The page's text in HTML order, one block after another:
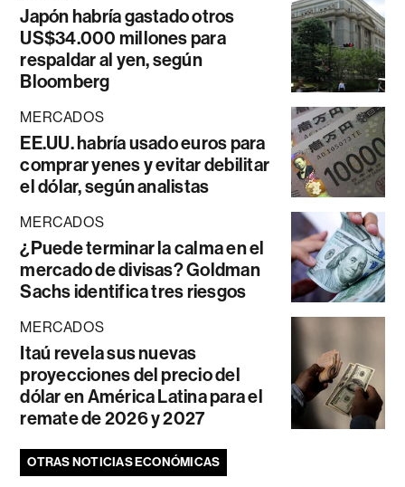
Japón habría gastado otros
US$34.000 millones para
respaldar al yen, según
Bloomberg
MERCADOS
EE.UU. habría usado euros para
comprar yenes y evitar debilitar
el dólar, según analistas
MERCADOS
¿Puede terminar la calma en el
mercado de divisas? Goldman
Sachs identifica tres riesgos
MERCADOS
Itaú revela sus nuevas
proyecciones del precio del
dólar en América Latina para el
remate de 2026 y 2027
OTRAS NOTICIAS ECONÓMICAS